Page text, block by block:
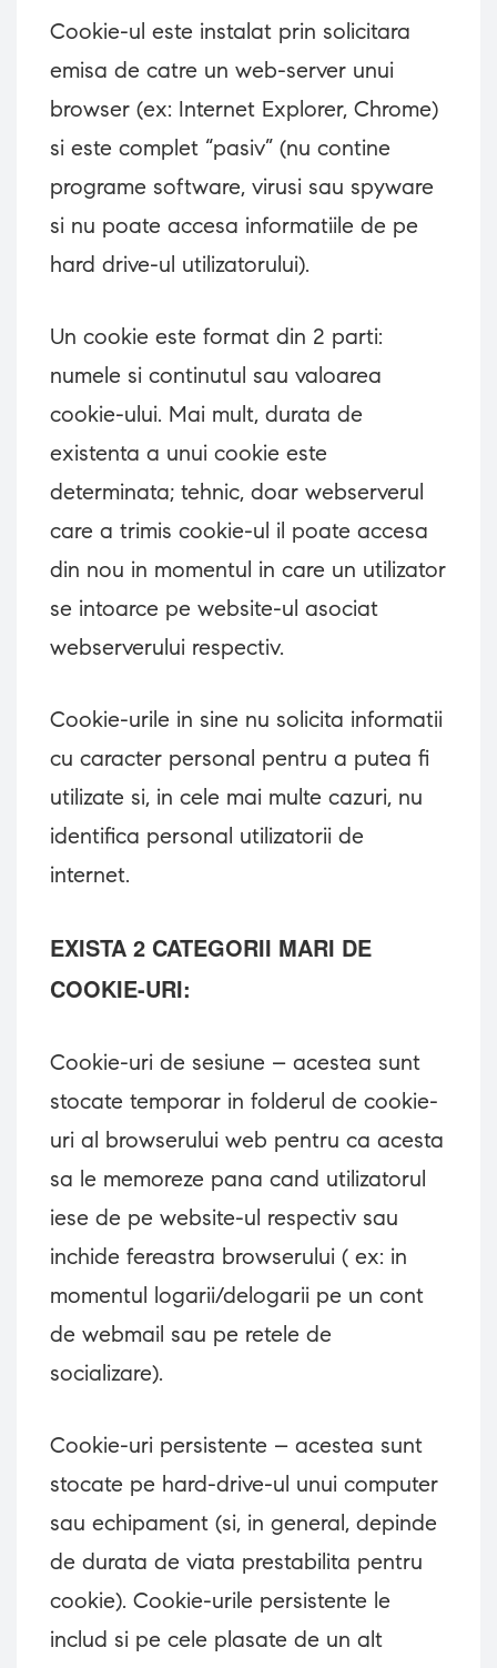
Cookie-ul este instalat prin solicitara
emisa de catre un web-server unui
browser (ex: Internet Explorer, Chrome)
si este complet “pasiv” (nu contine
programe software, virusi sau spyware
si nu poate accesa informatiile de pe
hard drive-ul utilizatorului).
Un cookie este format din 2 parti:
numele si continutul sau valoarea
cookie-ului. Mai mult, durata de
existenta a unui cookie este
determinata; tehnic, doar webserverul
care a trimis cookie-ul il poate accesa
din nou in momentul in care un utilizator
se intoarce pe website-ul asociat
webserverului respectiv.
Cookie-urile in sine nu solicita informatii
cu caracter personal pentru a putea fi
utilizate si, in cele mai multe cazuri, nu
identifica personal utilizatorii de
internet.
EXISTA 2 CATEGORII MARI DE
COOKIE-URI:
Cookie-uri de sesiune – acestea sunt
stocate temporar in folderul de cookie-
uri al browserului web pentru ca acesta
sa le memoreze pana cand utilizatorul
iese de pe website-ul respectiv sau
inchide fereastra browserului ( ex: in
momentul logarii/delogarii pe un cont
de webmail sau pe retele de
socializare).
Cookie-uri persistente – acestea sunt
stocate pe hard-drive-ul unui computer
sau echipament (si, in general, depinde
de durata de viata prestabilita pentru
cookie). Cookie-urile persistente le
includ si pe cele plasate de un alt